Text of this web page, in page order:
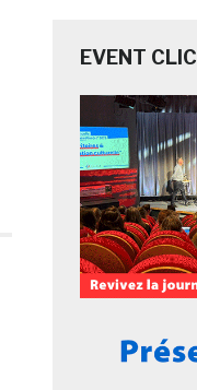
EVENT CLIC